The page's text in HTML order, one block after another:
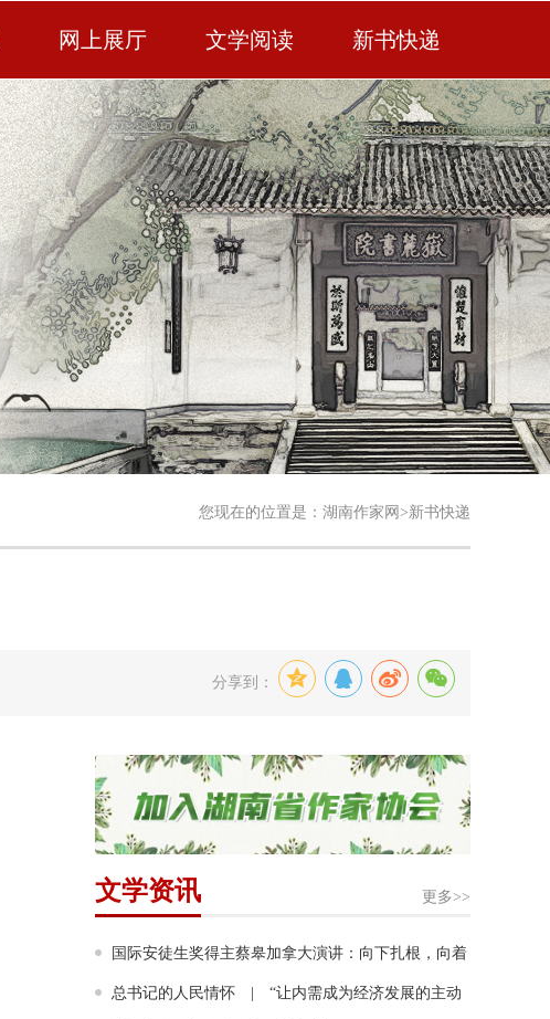
网上展厅 文学阅读 新书快递
您现在的位置是： 湖南作家网 >新书快递
分享到：
更多>>
文学资讯
国际安徒生奖得主蔡皋加拿大演讲：向下扎根，向着
幸福奔跑
总书记的人民情怀 | “让内需成为经济发展的主动